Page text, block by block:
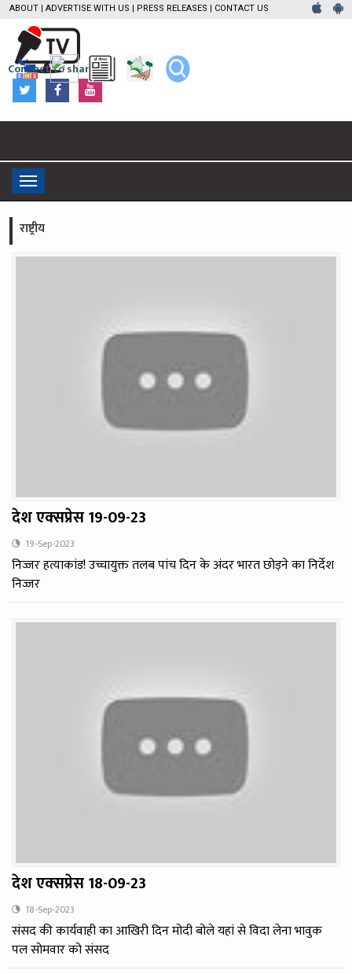
ABOUT | ADVERTISE WITH US | PRESS RELEASES | CONTACT US
Connect to share
Toggle
navigation
राष्ट्रीय
देश एक्‍सप्रेस 19-09-23
19-Sep-2023
निज्जर हत्याकांड! उच्चायुक्त तलब पांच दिन के अंदर भारत छोड़ने का निर्देश
निज्जर
देश एक्‍सप्रेस 18-09-23
18-Sep-2023
संसद की कार्यवाही का आखिरी दिन मोदी बोले यहां से विदा लेना भावुक
पल सोमवार को संसद